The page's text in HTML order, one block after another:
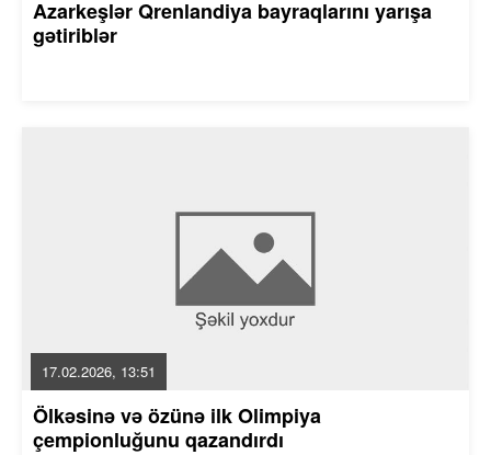
Azarkeşlər Qrenlandiya bayraqlarını yarışa
gətiriblər
17.02.2026, 13:51
Ölkəsinə və özünə ilk Olimpiya
çempionluğunu qazandırdı